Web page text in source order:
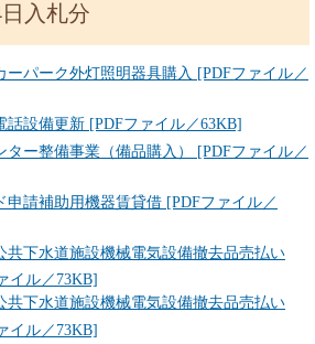
入札分
ーパーク外灯照明器具購入 [PDFファイル／
話設備更新 [PDFファイル／63KB]
ター整備事業（備品購入） [PDFファイル／
申請補助用機器賃貸借 [PDFファイル／
共下水道施設機械電気設備撤去品売払い
イル／73KB]
共下水道施設機械電気設備撤去品売払い
イル／73KB]